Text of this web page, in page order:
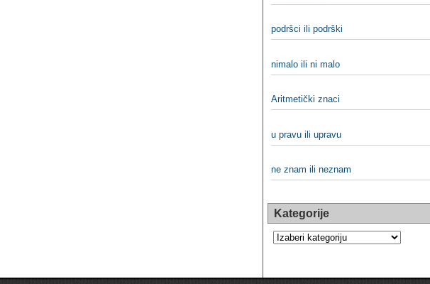
podršci ili podrški
nimalo ili ni malo
Aritmetički znaci
u pravu ili upravu
ne znam ili neznam
Kategorije
Kategorije